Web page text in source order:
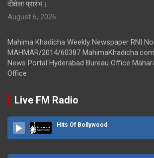
दीक्षेला प्रारंभ।
August 6, 2026
Mahima Khadicha Weekly Newspaper RNI No.
MAHMAR/2014/60387
News Portal Hyderabad Bureau Office
Office
Live FM Radio
Hits Of Bollywood